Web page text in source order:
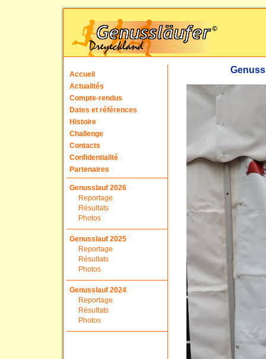
Accueil
Actualités
Compte-rendus
Dates et références
Histoire
Challenge
Contacts
Confidentialité
Partenaires
Genusslauf 2026
Reportage
Résultats
Photos
Genusslauf 2025
Reportage
Résultats
Photos
Genusslauf 2024
Reportage
Résultats
Photos